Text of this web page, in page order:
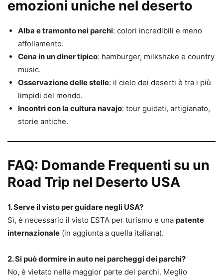
emozioni uniche nel deserto
Alba e tramonto nei parchi: colori incredibili e meno
affollamento.
Cena in un diner tipico: hamburger, milkshake e country
music.
Osservazione delle stelle: il cielo dei deserti è tra i più
limpidi del mondo.
Incontri con la cultura navajo: tour guidati, artigianato,
storie antiche.
FAQ: Domande Frequenti su un
Road Trip nel Deserto USA
1. Serve il visto per guidare negli USA?
Sì, è necessario il visto ESTA per turismo e una patente
internazionale (in aggiunta a quella italiana).
2. Si può dormire in auto nei parcheggi dei parchi?
No, è vietato nella maggior parte dei parchi. Meglio